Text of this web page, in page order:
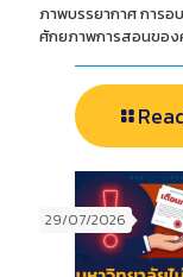
ภาพบรรยากาศ การ
ศักยภาพการสอนของ
29/07/2026